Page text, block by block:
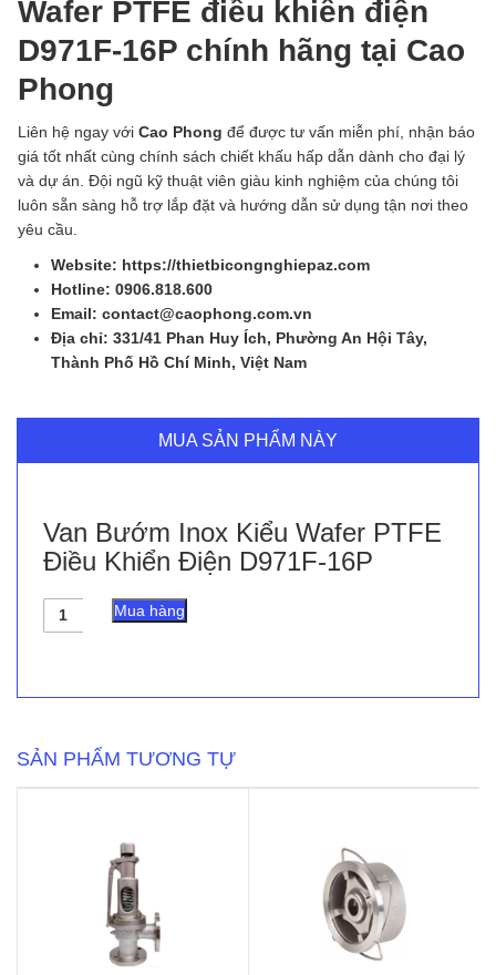
Wafer PTFE điều khiển điện
D971F-16P chính hãng tại Cao
Phong
Liên hệ ngay với Cao Phong để được tư vấn miễn phí, nhận báo
giá tốt nhất cùng chính sách chiết khấu hấp dẫn dành cho đại lý
và dự án. Đội ngũ kỹ thuật viên giàu kinh nghiệm của chúng tôi
luôn sẵn sàng hỗ trợ lắp đặt và hướng dẫn sử dụng tận nơi theo
yêu cầu.
Website: https://thietbicongnghiepaz.com
Hotline: 0906.818.600
Email: contact@caophong.com.vn
Địa chỉ: 331/41 Phan Huy Ích, Phường An Hội Tây,
Thành Phố Hồ Chí Minh, Việt Nam
MUA SẢN PHẨM NÀY
Van Bướm Inox Kiểu Wafer PTFE
Điều Khiển Điện D971F-16P
Van
Điện
D971F-
Mua hàng
SẢN PHẨM TƯƠNG TỰ